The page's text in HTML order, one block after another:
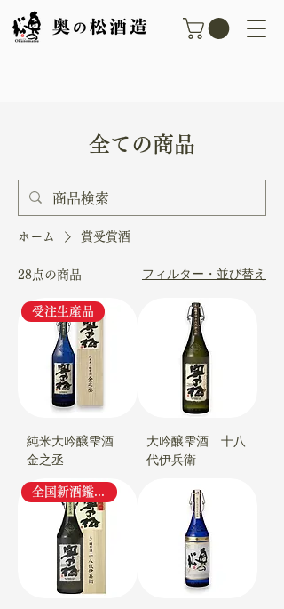
​全ての商品​
ホーム 賞受賞酒
28点の商品 フィルター・並び替え
受注生産品
純米大吟醸雫酒
金之丞
大吟醸雫酒 十八
代伊兵衛